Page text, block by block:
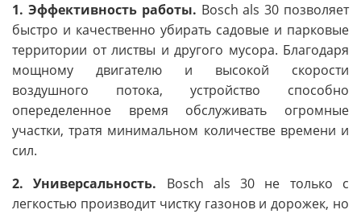
1. Эффективность работы. Bosch als 30 позволяет
быстро и качественно убирать садовые и парковые
территории от листвы и другого мусора. Благодаря
мощному двигателю и высокой скорости
воздушного потока, устройство способно
опеределенное время обслуживать огромные
участки, тратя минимальном количестве времени и
сил.
2. Универсальность. Bosch als 30 не только с
легкостью производит чистку газонов и дорожек, но